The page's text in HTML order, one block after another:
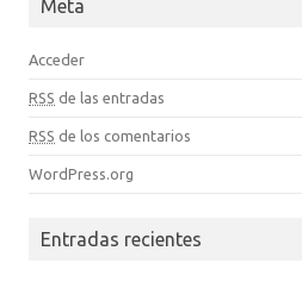
Meta
Acceder
RSS de las entradas
RSS de los comentarios
WordPress.org
Entradas recientes